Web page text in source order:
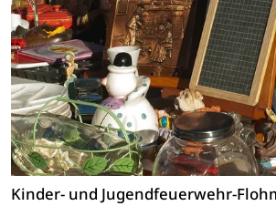
Kinder- und Jugendfeuerwehr-